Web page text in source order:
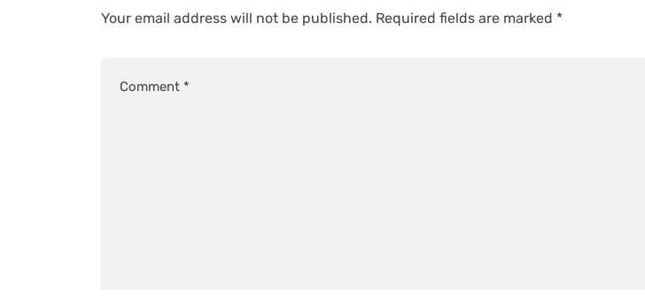
Your email address will not be published. Required fields are marked *